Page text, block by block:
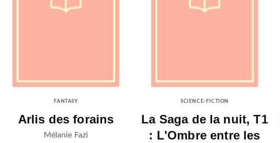
FANTASY
Arlis des forains
Mélanie Fazi
SCIENCE-FICTION
La Saga de la nuit, T1
: L'Ombre entre les